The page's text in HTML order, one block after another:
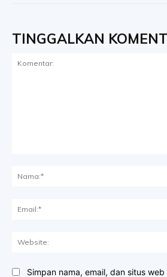
TINGGALKAN
Simpan nama, email, dan situs